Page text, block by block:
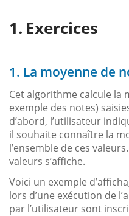
Exercices
1. La moyenne de
Cet algorithme calcule la
exemple des notes)
d’abord, l’utilisateur
il souhaite connaître la
l’ensemble de ces
valeurs s’affiche.
Voici un exemple
lors d’une exécution de
par l’utilisateur sont